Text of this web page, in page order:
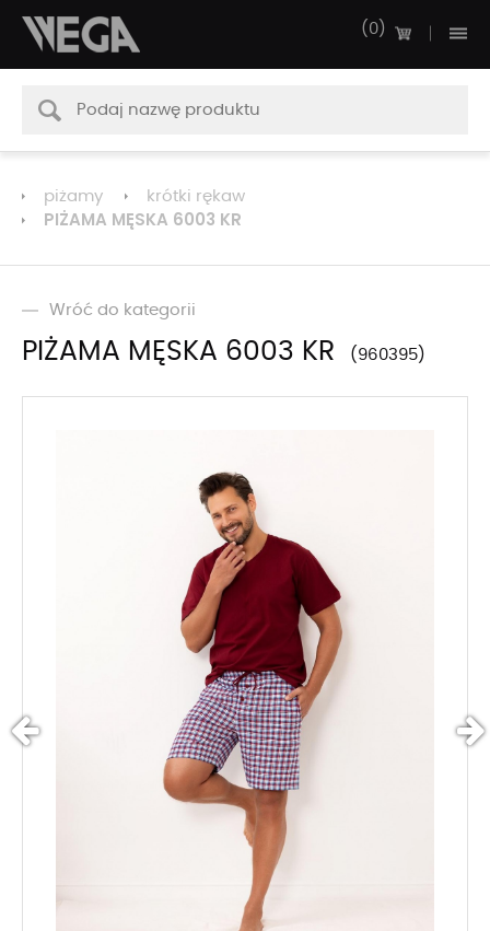
0
piżamy krótki rękaw
PIŻAMA MĘSKA 6003 KR
Wróć do kategorii
PIŻAMA MĘSKA 6003 KR 960395